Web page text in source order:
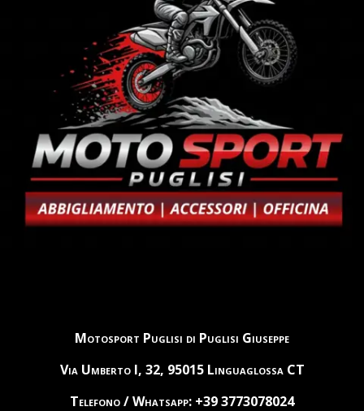
Motosport Puglisi di Puglisi Giuseppe
Via Umberto I, 32, 95015 Linguaglossa CT
Telefono / Whatsapp: +39 3773078024